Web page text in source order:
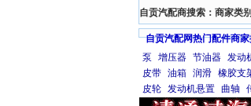
自贡汽配商搜索：商家类别
自贡汽配网热门配件商
泵
增压器 节油器 发动
皮带 油箱 润滑 橡胶支
皮轮 发动机悬置 曲轴